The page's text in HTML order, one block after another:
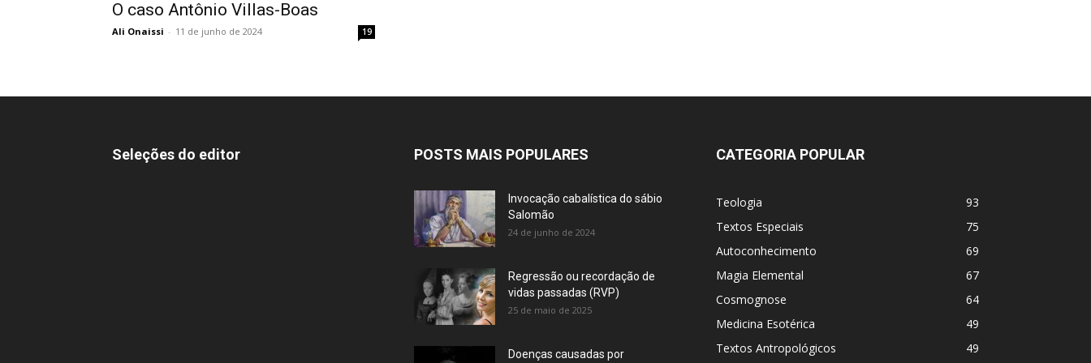
O caso Antônio Villas-Boas
Ali Onaissi - 11 de junho de 2024 19
Seleções do editor POSTS MAIS POPULARES
Invocação cabalística do sábio
Salomão
24 de junho de 2024
Regressão ou recordação de
vidas passadas (RVP)
25 de maio de 2025
Doenças causadas por
CATEGORIA POPULAR
Teologia
93
Textos Especiais
75
Autoconhecimento
69
Magia Elemental
67
Cosmognose
64
Medicina Esotérica
49
Textos Antropológicos
49